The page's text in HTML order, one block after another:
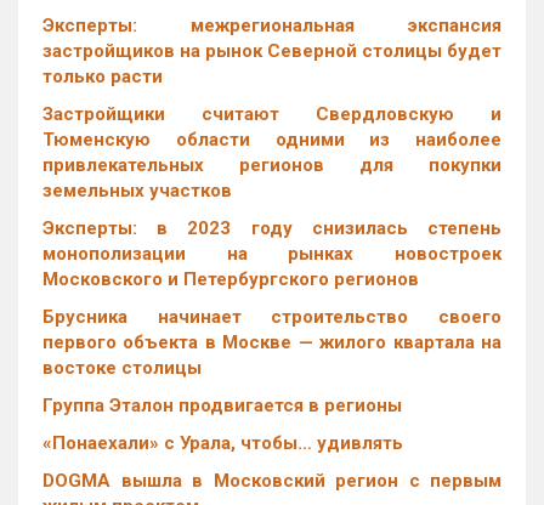
Эксперты: межрегиональная экспансия
застройщиков на рынок Северной столицы будет
только расти
Застройщики считают Свердловскую и
Тюменскую области одними из наиболее
привлекательных регионов для покупки
земельных участков
Эксперты: в 2023 году снизилась степень
монополизации на рынках новостроек
Московского и Петербургского регионов
Брусника начинает строительство своего
первого объекта в Москве — жилого квартала на
востоке столицы
Группа Эталон продвигается в регионы
«Понаехали» с Урала, чтобы… удивлять
DOGMA вышла в Московский регион с первым